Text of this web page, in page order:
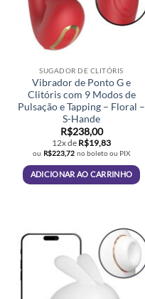
SUGADOR DE CLITÓRIS
Vibrador de Ponto G e
Clitóris com 9 Modos de
Pulsação e Tapping – Floral –
S-Hande
R$238,00
12x de R$19,83
ou R$223,72 no boleto ou PIX
ADICIONAR AO CARRINHO